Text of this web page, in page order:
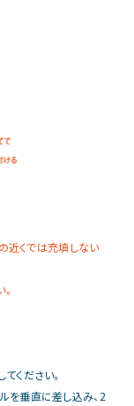
近くでは充填しない
ください。
を垂直に差し込み、2